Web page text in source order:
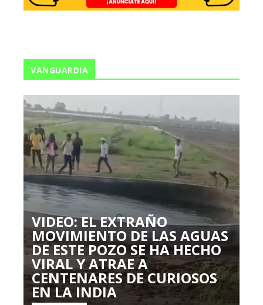
VANGUARDIA
VIDEO: EL EXTRAÑO
MOVIMIENTO DE LAS AGUAS
DE ESTE POZO SE HA HECHO
VIRAL Y ATRAE A
CENTENARES DE CURIOSOS
EN LA INDIA